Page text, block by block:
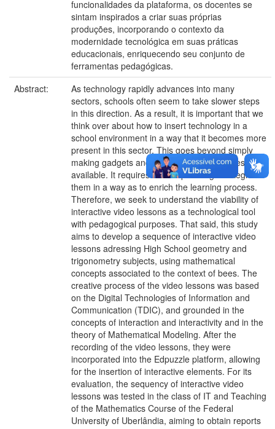
funcionalidades da plataforma, os docentes se
sintam inspirados a criar suas próprias
produções, incorporando o contexto da
modernidade tecnológica em suas práticas
educacionais, enriquecendo seu conjunto de
ferramentas pedagógicas.
Abstract:
As technology rapidly advances into many
sectors, schools often seem to take slower steps
in this direction. As a result, it is important that we
think over about how to insert technology in a
school environment in a way that it becomes more
present in this sector. This goes beyond simply
making gadgets and technological resources
available. It requires careful planning to integrate
them in a way as to enrich the learning process.
Therefore, we seek to understand the viability of
interactive video lessons as a technological tool
with pedagogical purposes. That said, this study
aims to develop a sequence of interactive video
lessons adressing High School geometry and
trigonometry subjects, using mathematical
concepts associated to the context of bees. The
creative process of the video lessons was based
on the Digital Technologies of Information and
Communication (TDIC), and grounded in the
concepts of interaction and interactivity and in the
theory of Mathematical Modeling. After the
recording of the video lessons, they were
incorporated into the Edpuzzle platform, allowing
for the insertion of interactive elements. For its
evaluation, the sequency of interactive video
lessons was tested in the class of IT and Teaching
of the Mathematics Course of the Federal
University of Uberlândia, aiming to obtain reports